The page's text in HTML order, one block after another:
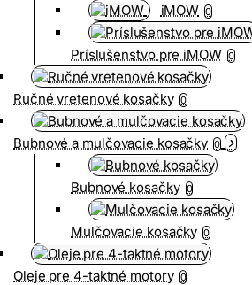
iMOW 0
Príslušenstvo pre iMOW 0
Ručné vretenové kosačky 0
Bubnové a mulčovacie kosačky 0
Bubnové kosačky 0
Mulčovacie kosačky 0
Oleje pre 4-taktné motory 0